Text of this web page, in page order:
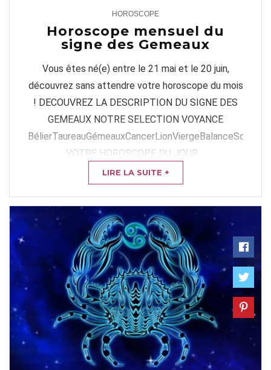
2
HOROSCOPE
Horoscope mensuel du
signe des Gemeaux
Vous êtes né(e) entre le 21 mai et le 20 juin,
découvrez sans attendre votre horoscope du mois
! DECOUVREZ LA DESCRIPTION DU SIGNE DES
GEMEAUX NOTRE SELECTION VOYANCE
VOTRE HOROSCOPE DU JOUR ...
LIRE LA SUITE +